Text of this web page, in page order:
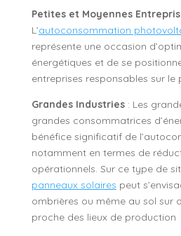
Petites et Moyennes
L’autoconsommation
représente une occasion
énergétiques et de se
entreprises responsables sur le
Grandes Industries : Les
grandes consommatrices
bénéfice significatif de
notamment en termes de
opérationnels. Sur ce type de
panneaux solaires peut
ombrières ou même au sol sur
proche des lieux de production